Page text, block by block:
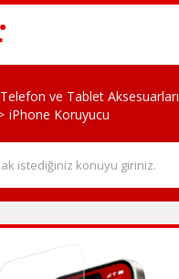
Telefon ve Tablet Aksesuarları
iPhone Koruyucu